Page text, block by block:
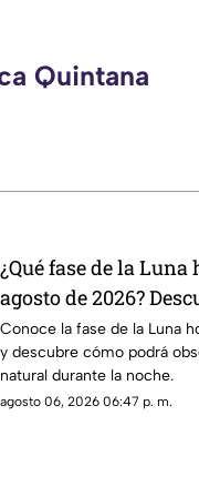
Quintana
¿Qué fase de la Luna
agosto de 2026?
el satélite esta noche
Conoce la fase de la Luna
y descubre cómo podrá
natural durante la noche.
agosto 06, 2026 06:47 p. m.